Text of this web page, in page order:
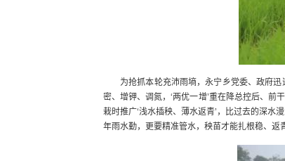
为抢抓本轮充沛雨墒，永宁乡党委、政府迅
密、增钾、调氮，‘两优一增’重在降总控后、
栽时推广‘浅水插秧、薄水返青’，比过去的深
年雨水勤，更要精准管水，秧苗才能扎根稳、